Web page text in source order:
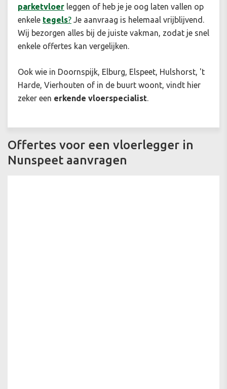
parketvloer leggen of heb je je oog laten vallen op
enkele tegels? Je aanvraag is helemaal vrijblijvend.
Wij bezorgen alles bij de juiste vakman, zodat je snel
enkele offertes kan vergelijken.
Ook wie in Doornspijk, Elburg, Elspeet, Hulshorst, 't
Harde, Vierhouten of in de buurt woont, vindt hier
zeker een erkende vloerspecialist.
Offertes voor een vloerlegger in
Nunspeet aanvragen